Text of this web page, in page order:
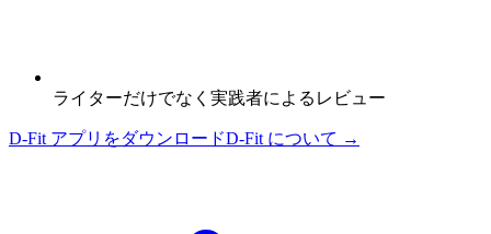
ライターだけでなく実践者によるレビュー
D-Fit アプリをダウンロードD-Fit について →